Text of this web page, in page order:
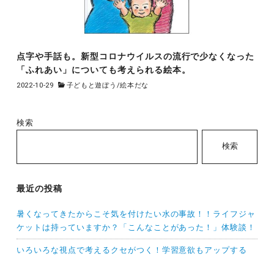
点字や手話も。新型コロナウイルスの流行で少なくなった
「ふれあい」についても考えられる絵本。
2022-10-29 子どもと遊ぼう /絵本だな
検索
検索
最近の投稿
暑くなってきたからこそ気を付けたい水の事故！！ライフジャ
ケットは持っていますか？「こんなことがあった！」体験談！
いろいろな視点で考えるクセがつく！学習意欲もアップする